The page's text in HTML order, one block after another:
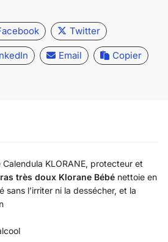
Twitter
Email Copier
KLORANE, protecteur et
très doux Klorane Bébé nettoie en
l’irriter ni la dessécher, et la